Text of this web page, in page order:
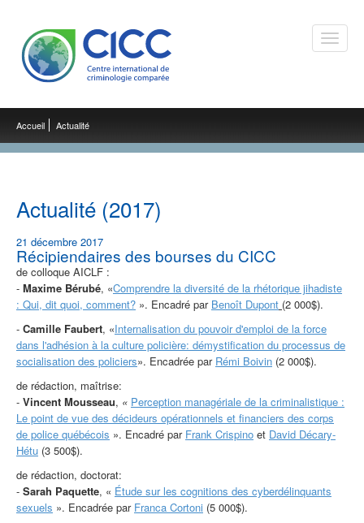
Toggle
Accueil Actualité
Actualité (2017)
21 décembre 2017
Récipiendaires des bourses du CICC
de colloque AICLF :
- Maxime Bérubé, «Comprendre la diversité de la rhétorique jihadiste
: Qui, dit quoi, comment? ». Encadré par Benoît Dupont (2 000$).
- Camille Faubert, «Internalisation du pouvoir d'emploi de la force
dans l'adhésion à la culture policière: démystification du processus de
socialisation des policiers». Encadrée par Rémi Boivin (2 000$).
de rédaction, maîtrise:
- Vincent Mousseau, « Perception managériale de la criminalistique :
Le point de vue des décideurs opérationnels et financiers des corps
de police québécois ». Encadré par Frank Crispino et David Décary-
Hétu (3 500$).
de rédaction, doctorat:
- Sarah Paquette, « Étude sur les cognitions des cyberdélinquants
sexuels ». Encadrée par Franca Cortoni (5 000$).